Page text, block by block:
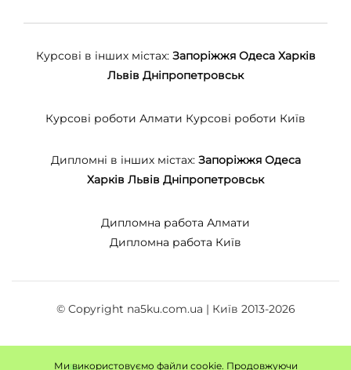
Курсові в інших містах: Запоріжжя Одеса Харків
Львів Дніпропетровськ
Курсові роботи Алмати Курсові роботи Київ
Дипломні в інших містах: Запоріжжя Одеса
Харків Львів Дніпропетровськ
Дипломна работа Алмати
Дипломна работа Київ
© Copyright na5ku.com.ua | Київ 2013-2026
Ми використовуємо файли cookie. Продовжуючи